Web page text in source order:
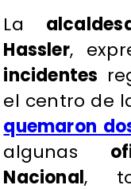
La
Hassler,
incidentes
el centro de
quemaron
algunas
Nacional,